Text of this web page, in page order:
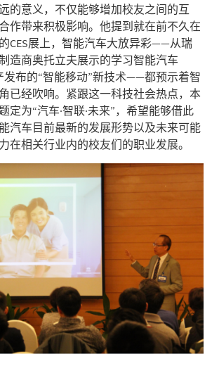
的意义，不仅能够增加校友之间的互
作带来积极影响。他提到就在前不久在
CES展上，智能汽车大放异彩——从瑞
造商奥托立夫展示的学习智能汽车
发布的“智能移动”新技术——都预示着智
已经吹响。紧跟这一科技社会热点，本
定为“汽车·智联·未来”，希望能够借此
汽车目前最新的发展形势以及未来可能
在相关行业内的校友们的职业发展。